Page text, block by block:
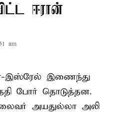
ஈரான்
am
இஸ்ரேல் இணைந்து
போர் தொடுத்தன.
அயதுல்லா அலி